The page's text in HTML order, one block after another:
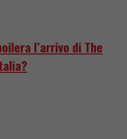
l’arrivo di The